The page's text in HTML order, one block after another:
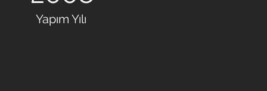
Yapım Yılı